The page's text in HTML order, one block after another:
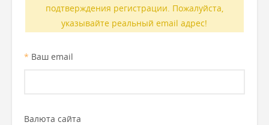
подтверждения регистрации. Пожалуйста,
указывайте реальный email адрес!
* Ваш email
Валюта сайта